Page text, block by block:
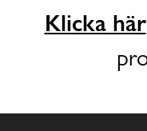
Klicka här